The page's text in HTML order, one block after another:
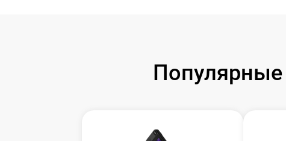
Популярные